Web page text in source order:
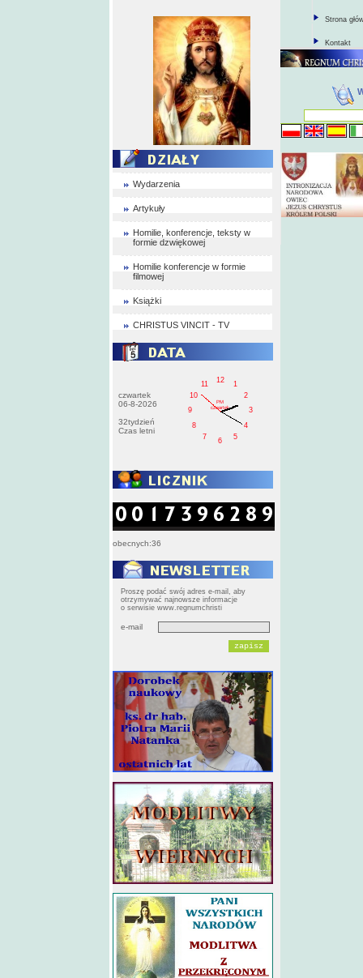
Wydarzenia
Artykuły
Homilie, konferencje, teksty w
formie dzwiękowej
Homilie konferencje w formie
filmowej
Książki
CHRISTUS VINCIT - TV
czwartek
06-8-2026
32tydzień
Czas letni
1
2
3
4
5
6
7
8
9
10
11
12
PM
czwartek
obecnych:36
Proszę podać swój adres e-mail, aby
otrzymywać najnowsze informacje
o serwisie www.regnumchristi
e-mail
Strona
Kontakt